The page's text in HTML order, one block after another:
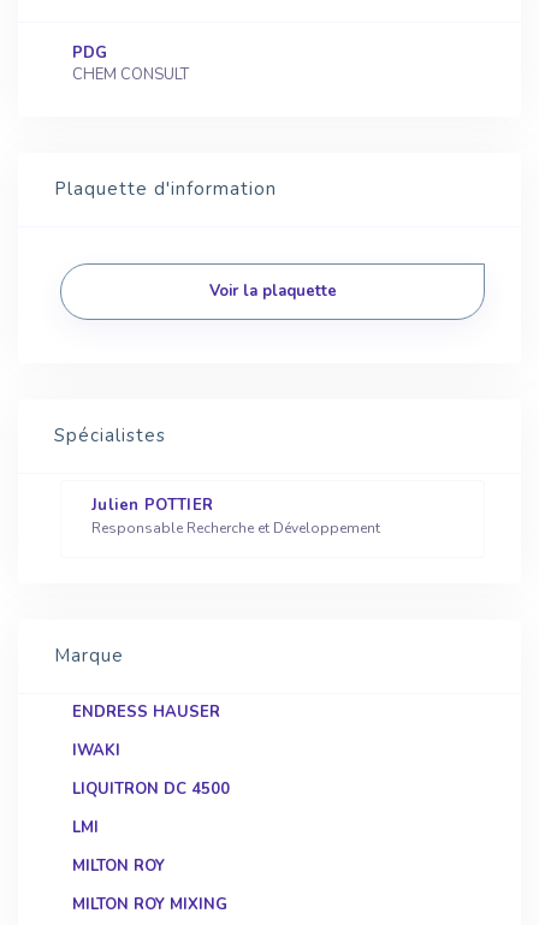
PDG
CHEM CONSULT
Plaquette d'information
Voir la plaquette
Spécialistes
Julien POTTIER
Responsable Recherche et Développement
Marque
ENDRESS HAUSER
IWAKI
LIQUITRON DC 4500
LMI
MILTON ROY
MILTON ROY MIXING